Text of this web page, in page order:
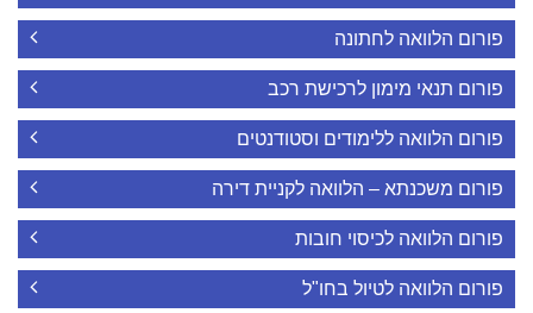
פורום הלוואה לחתונה
פורום תנאי מימון לרכישת רכב
פורום הלוואה ללימודים וסטודנטים
פורום משכנתא – הלוואה לקניית דירה
פורום הלוואה לכיסוי חובות
פורום הלוואה לטיול בחו"ל